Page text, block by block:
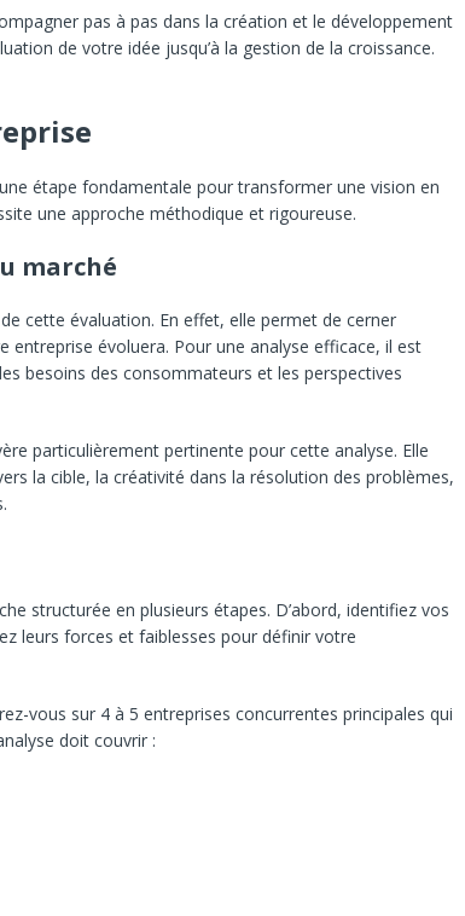
pas à pas dans la création et le développement
de votre idée jusqu’à la gestion de la croissance.
une étape fondamentale pour transformer une vision en
une approche méthodique et rigoureuse.
marché
cette évaluation. En effet, elle permet de cerner
entreprise évoluera. Pour une analyse efficace, il est
besoins des consommateurs et les perspectives
particulièrement pertinente pour cette analyse. Elle
la cible, la créativité dans la résolution des problèmes,
structurée en plusieurs étapes. D’abord, identifiez vos
leurs forces et faiblesses pour définir votre
vous sur 4 à 5 entreprises concurrentes principales qui
doit couvrir :